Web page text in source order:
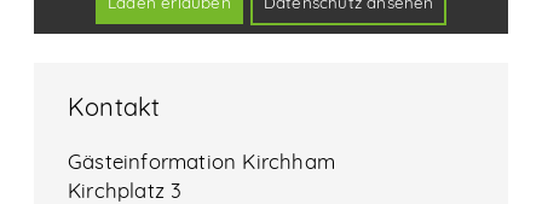
Kontakt
Gästeinformation Kirchham
Kirchplatz 3